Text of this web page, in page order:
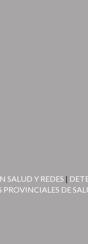
SALUD Y REDES |
PROVINCIALES DE